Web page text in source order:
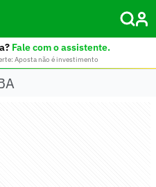
Fale com o assistente.
Aposta não é investimento